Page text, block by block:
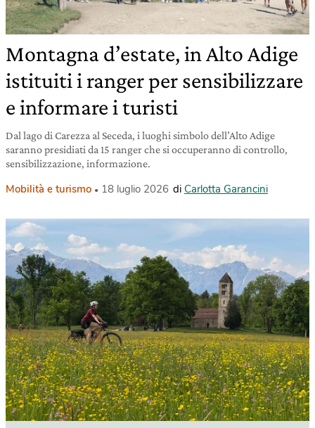
Montagna d’estate, in Alto Adige
istituiti i ranger per sensibilizzare
e informare i turisti
Dal lago di Carezza al Seceda, i luoghi simbolo dell’Alto Adige
saranno presidiati da 15 ranger che si occuperanno di controllo,
sensibilizzazione, informazione.
Mobilità e turismo 18 luglio 2026 di Carlotta Garancini